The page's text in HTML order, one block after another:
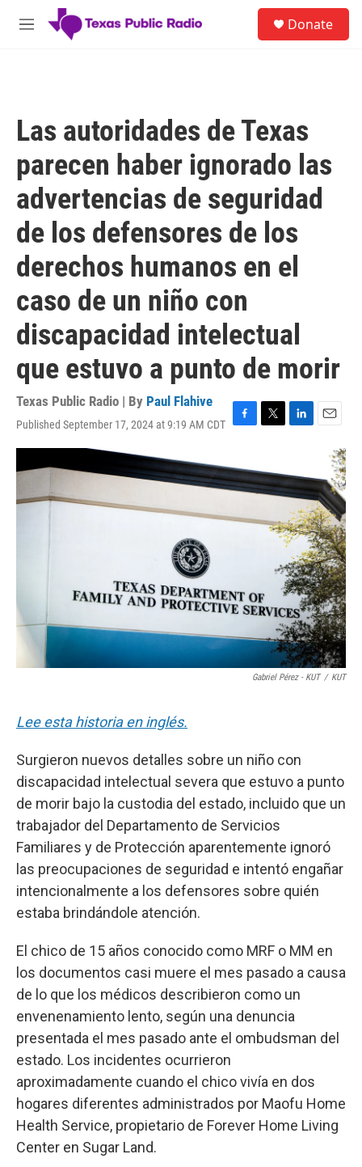
Skip to main content
M
Donate
Las autoridades de Texas
parecen haber ignorado las
advertencias de seguridad
de los defensores de los
derechos humanos en el
caso de un niño con
discapacidad intelectual
que estuvo a punto de morir
Texas Public Radio | By Paul Flahive
Published September 17, 2024 at 9:19 AM CDT F
e
b
o
T
t
t
r
L
k
e
d
I
n
E
i
l
Gabriel Pérez - KUT / KUT
Lee esta historia en inglés.
Surgieron nuevos detalles sobre un niño con
discapacidad intelectual severa que estuvo a punto
de morir bajo la custodia del estado, incluido que un
trabajador del Departamento de Servicios
Familiares y de Protección aparentemente ignoró
las preocupaciones de seguridad e intentó engañar
intencionalmente a los defensores sobre quién
estaba brindándole atención.
El chico de 15 años conocido como MRF o MM en
los documentos casi muere el mes pasado a causa
de lo que los médicos describieron como un
envenenamiento lento, según una denuncia
presentada el mes pasado ante el ombudsman del
estado. Los incidentes ocurrieron
aproximadamente cuando el chico vivía en dos
hogares diferentes administrados por Maofu Home
Health Service, propietario de Forever Home Living
Center en Sugar Land.